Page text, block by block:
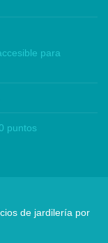
para
puntos
de jardilería por